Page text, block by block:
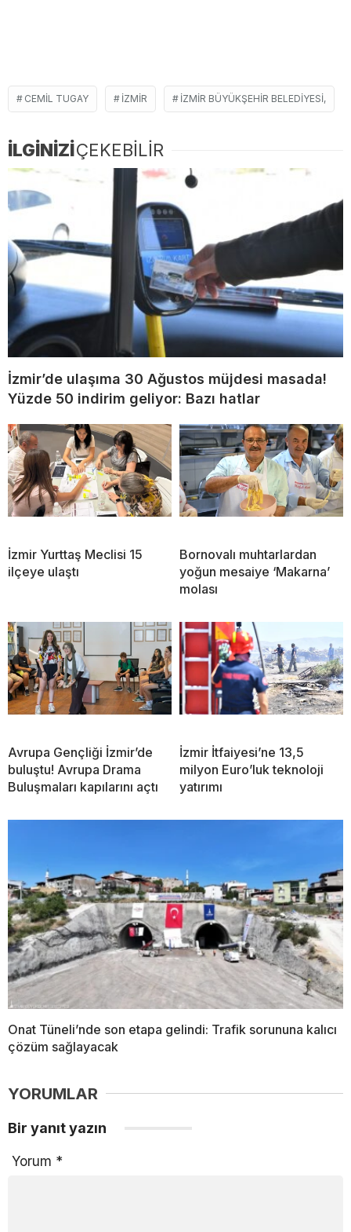
CEMIL TUGAY İZMIR İZMIR BÜYÜKŞEHIR BELEDIYESI,
İLGİNİZİÇEKEBİLİR
İzmir’de ulaşıma 30 Ağustos müjdesi masada!
Yüzde 50 indirim geliyor: Bazı hatlar
İzmir Yurttaş Meclisi 15
ilçeye ulaştı
Bornovalı muhtarlardan
yoğun mesaiye ‘Makarna’
molası
Avrupa Gençliği İzmir’de
buluştu! Avrupa Drama
Buluşmaları kapılarını açtı
İzmir İtfaiyesi’ne 13,5
milyon Euro’luk teknoloji
yatırımı
Onat Tüneli’nde son etapa gelindi: Trafik sorununa kalıcı
çözüm sağlayacak
YORUMLAR
Bir yanıt yazın
Yorum *